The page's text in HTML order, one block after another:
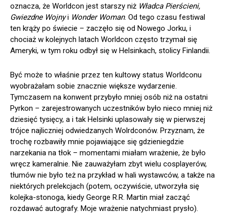
oznacza, że Worldcon jest starszy niż Władca Pierścieni,
Gwiezdne Wojnyi Wonder Woman. Od tego czasu festiwal
ten krąży po świecie – zaczęło się od Nowego Jorku, i
chociaż w kolejnych latach Worldcon często trzymał się
Ameryki, w tym roku odbył się w Helsinkach, stolicy Finlandii.
Być może to właśnie przez ten kultowy status Worldconu
wyobrażałam sobie znacznie większe wydarzenie.
Tymczasem na konwent przybyło mniej osób niż na ostatni
Pyrkon – zarejestrowanych uczestników było nieco mniej niż
dziesięć tysięcy, a i tak Helsinki uplasowały się w pierwszej
trójce najliczniej odwiedzanych Wolrdconów. Przyznam, że
trochę rozbawiły mnie pojawiające się gdzieniegdzie
narzekania na tłok – momentami miałam wrażenie, że było
wręcz kameralnie. Nie zauważyłam zbyt wielu cosplayerów,
tłumów nie było też na przykład w hali wystawców, a także na
niektórych prelekcjach (potem, oczywiście, utworzyła się
kolejka-stonoga, kiedy George R.R. Martin miał zacząć
rozdawać autografy. Moje wrażenie natychmiast prysło).